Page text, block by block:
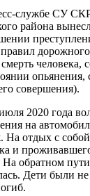
службе СУ
района
человека,
опьянения,
совершения).
2020 года
на
На отдых с
и
На обратном
Дети были